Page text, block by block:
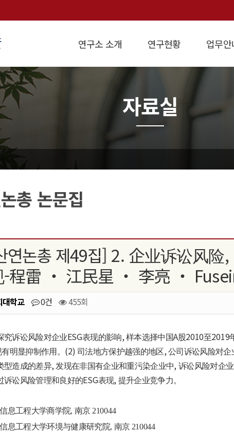
연구소 소개
인사말 개요 설립목적 연혁 조직도 연
연구현황
연구방향 경제정책연구 지역경제연구
업무안
학술연구용역강의교재
자료실
총 논문집
연논총 제49집] 2. 企业诉讼风
-程雷 ‧ 江民星 ‧ 李亮 ‧
대학교 0건 455회
究诉讼风险对企业ESG表现的影响,样本选择中国A股2010至2019
明显抑制作用 。 (2)司法地方保护越强的地区,公司诉讼风险对企
型造成的差异,发现在非国有企业和重污染企业中, 诉讼风险对企业
诉讼风险管理和良好的ESG表现, 提升企业竞争力。
息工程大学商学院, 南京 210044
息工程大学环境与健康研究院, 南京210044